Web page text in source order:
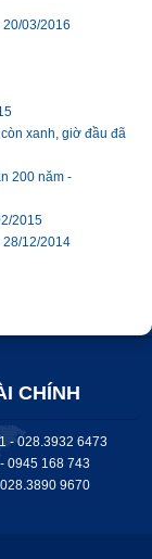
20/03/2016
xanh, giờ đầu đã
200 năm -
2015
28/12/2014
CHÍNH
- 028.3932 6473
0945 168 743
028.3890 9670